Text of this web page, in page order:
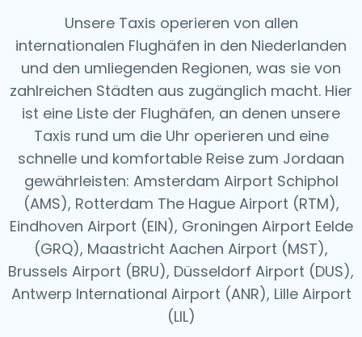
Unsere Taxis operieren von allen
internationalen Flughäfen in den Niederlanden
und den umliegenden Regionen, was sie von
zahlreichen Städten aus zugänglich macht. Hier
ist eine Liste der Flughäfen, an denen unsere
Taxis rund um die Uhr operieren und eine
schnelle und komfortable Reise zum Jordaan
gewährleisten: Amsterdam Airport Schiphol
(AMS), Rotterdam The Hague Airport (RTM),
Eindhoven Airport (EIN), Groningen Airport Eelde
(GRQ), Maastricht Aachen Airport (MST),
Brussels Airport (BRU), Düsseldorf Airport (DUS),
Antwerp International Airport (ANR), Lille Airport
(LIL)